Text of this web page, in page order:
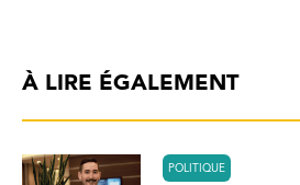
À LIRE ÉGALEMENT
POLITIQUE